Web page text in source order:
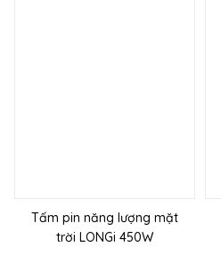
Tấm pin năng lượng mặt
trời LONGi 450W